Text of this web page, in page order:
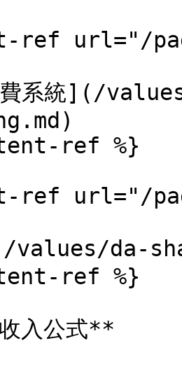
url="/
費系統](/
ref %}
ref url="/
values/da-
ref %}
入公式**